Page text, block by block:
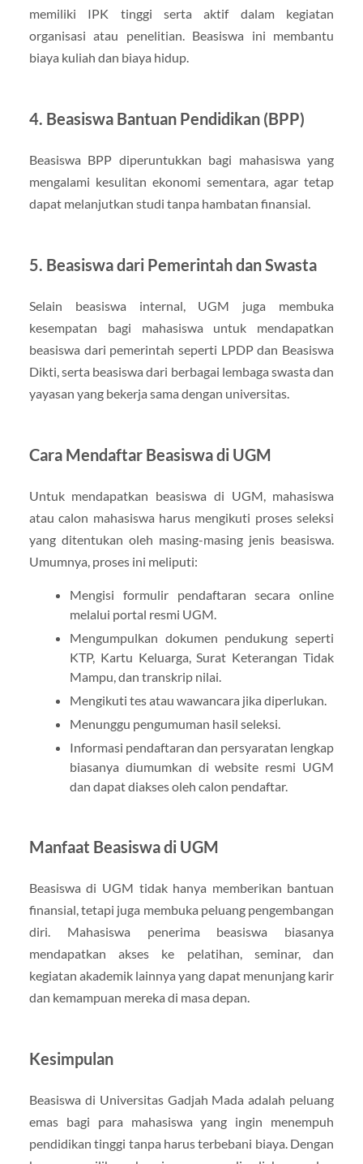
memiliki IPK tinggi serta aktif dalam kegiatan
organisasi atau penelitian. Beasiswa ini membantu
biaya kuliah dan biaya hidup.
4. Beasiswa Bantuan Pendidikan (BPP)
Beasiswa BPP diperuntukkan bagi mahasiswa yang
mengalami kesulitan ekonomi sementara, agar tetap
dapat melanjutkan studi tanpa hambatan finansial.
5. Beasiswa dari Pemerintah dan Swasta
Selain beasiswa internal, UGM juga membuka
kesempatan bagi mahasiswa untuk mendapatkan
beasiswa dari pemerintah seperti LPDP dan Beasiswa
Dikti, serta beasiswa dari berbagai lembaga swasta dan
yayasan yang bekerja sama dengan universitas.
Cara Mendaftar Beasiswa di UGM
Untuk mendapatkan beasiswa di UGM, mahasiswa
atau calon mahasiswa harus mengikuti proses seleksi
yang ditentukan oleh masing-masing jenis beasiswa.
Umumnya, proses ini meliputi:
Mengisi formulir pendaftaran secara online
melalui portal resmi UGM.
Mengumpulkan dokumen pendukung seperti
KTP, Kartu Keluarga, Surat Keterangan Tidak
Mampu, dan transkrip nilai.
Mengikuti tes atau wawancara jika diperlukan.
Menunggu pengumuman hasil seleksi.
Informasi pendaftaran dan persyaratan lengkap
biasanya diumumkan di website resmi UGM
dan dapat diakses oleh calon pendaftar.
Manfaat Beasiswa di UGM
Beasiswa di UGM tidak hanya memberikan bantuan
finansial, tetapi juga membuka peluang pengembangan
diri. Mahasiswa penerima beasiswa biasanya
mendapatkan akses ke pelatihan, seminar, dan
kegiatan akademik lainnya yang dapat menunjang karir
dan kemampuan mereka di masa depan.
Kesimpulan
Beasiswa di Universitas Gadjah Mada adalah peluang
emas bagi para mahasiswa yang ingin menempuh
pendidikan tinggi tanpa harus terbebani biaya. Dengan